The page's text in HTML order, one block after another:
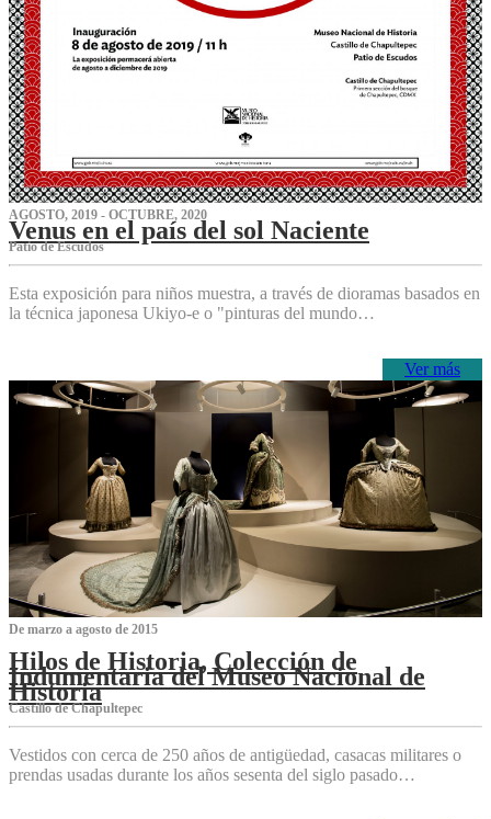
AGOSTO, 2019 - OCTUBRE, 2020
Venus en el país del sol Naciente
P‌atio de Escudos
Esta exposición para niños muestra, a través de dioramas basados en
la técnica japonesa Ukiyo-e o "pinturas del mundo…
Ver más
De marzo a agosto de 2015
Hilos de Historia, Colección de
Indumentaria del Museo Nacional de
Historia
Castillo de Chapultepec
Vestidos con cerca de 250 años de antigüedad, casacas militares o
prendas usadas durante los años sesenta del siglo pasado…